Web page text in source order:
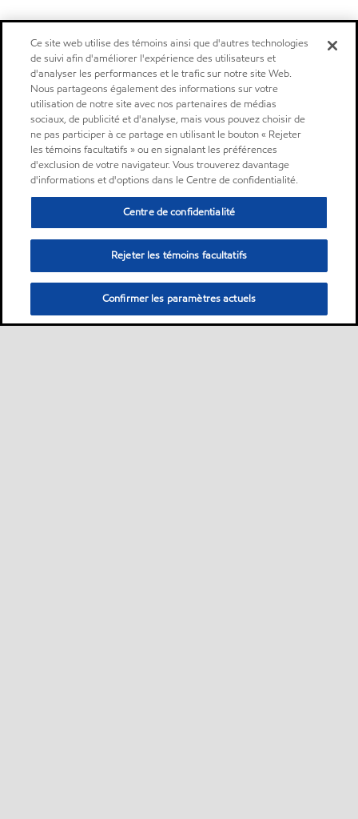
Ce site web utilise des témoins ainsi que d'autres technologies
de suivi afin d'améliorer l'expérience des utilisateurs et
d'analyser les performances et le trafic sur notre site Web.
Nous partageons également des informations sur votre
utilisation de notre site avec nos partenaires de médias
sociaux, de publicité et d'analyse, mais vous pouvez choisir de
ne pas participer à ce partage en utilisant le bouton « Rejeter
les témoins facultatifs » ou en signalant les préférences
d'exclusion de votre navigateur. Vous trouverez davantage
d'informations et d'options dans le Centre de confidentialité.
Centre de confidentialité
Rejeter les témoins facultatifs
Confirmer les paramètres actuels